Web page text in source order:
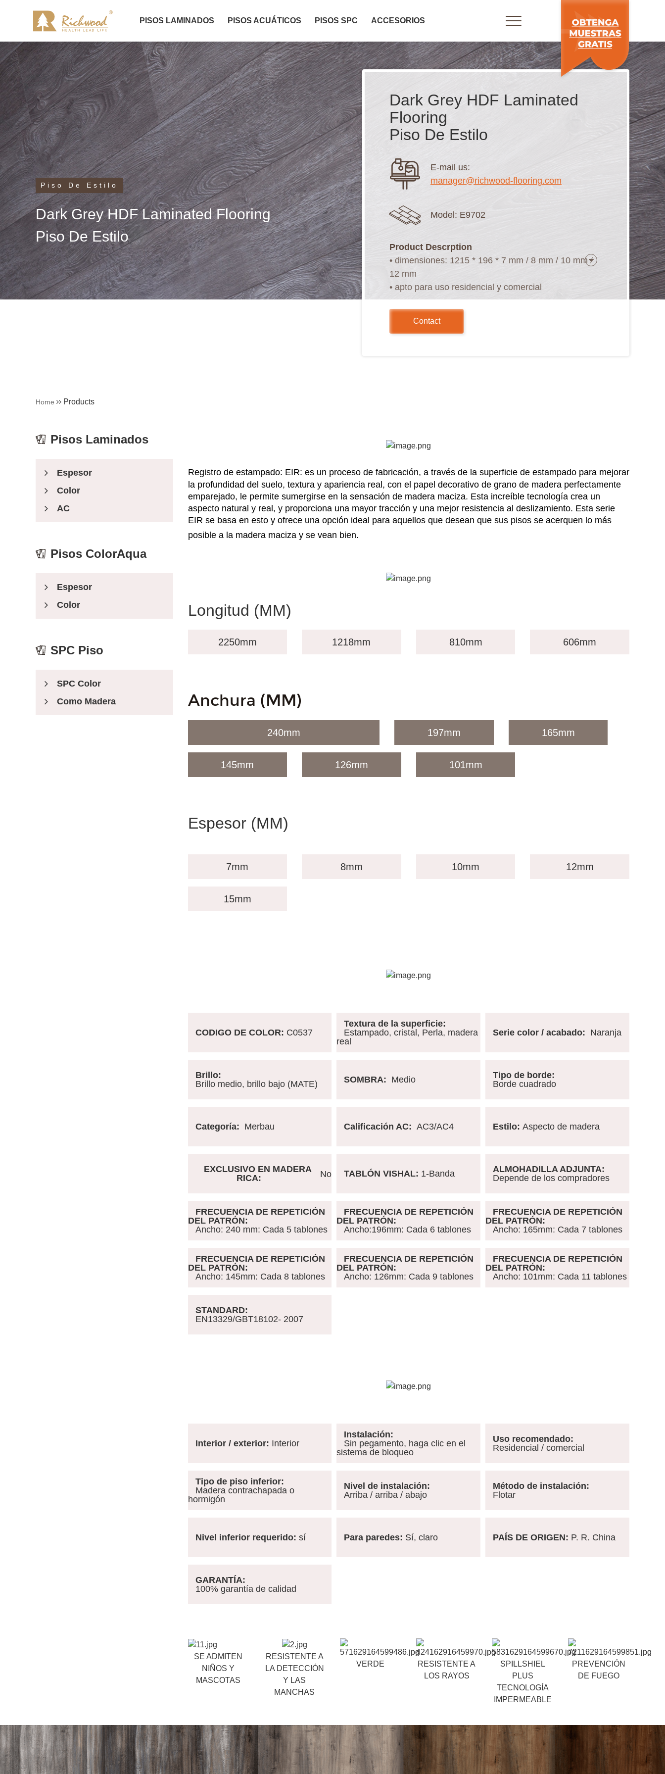
PISOS LAMINADOS PISOS ACUÁTICOS PISOS SPC ACCESORIOS
Piso De Estilo
Dark Grey HDF Laminated Flooring
Piso De Estilo
Dark Grey HDF Laminated
Flooring
Piso De Estilo
E-mail us:
manager@richwood-flooring.com
Model: E9702
Product Descrption
• dimensiones: 1215 * 196 * 7 mm / 8 mm / 10 mm /
12 mm
• apto para uso residencial y comercial
• relieve en el registro (EIR)
• ligeramente biselado en los cuatro lados
Contact
Home Products
Pisos Laminados
Espesor
Color
AC
Pisos ColorAqua
Espesor
Color
SPC Piso
SPC Color
Como Madera
Registro de estampado: EIR: es un proceso de fabricación, a través de la superficie de estampado para mejorar
la profundidad del suelo, textura y apariencia real, con el papel decorativo de grano de madera perfectamente
emparejado, le permite sumergirse en la sensación de madera maciza. Esta increíble tecnología crea un
aspecto natural y real, y proporciona una mayor tracción y una mejor resistencia al deslizamiento. Esta serie
EIR se basa en esto y ofrece una opción ideal para aquellos que desean que sus pisos se acerquen lo más
posible a la madera maciza y se vean bien.
Longitud (MM)
2250mm 1218mm 810mm 606mm
Anchura (MM)
240mm 197mm 165mm
145mm 126mm 101mm
Espesor (MM)
7mm 8mm 10mm 12mm
15mm
CODIGO DE COLOR: C0537
Textura de la superficie:
Estampado, cristal, Perla, madera
real
Serie color / acabado: Naranja
Brillo:
Brillo medio, brillo bajo (MATE)
SOMBRA: Medio
Tipo de borde:
Borde cuadrado
Categoría: Merbau Calificación AC: AC3/AC4 Estilo: Aspecto de madera
EXCLUSIVO EN MADERA
RICA: No TABLÓN VISHAL: 1-Banda
ALMOHADILLA ADJUNTA:
Depende de los compradores
FRECUENCIA DE REPETICIÓN
DEL PATRÓN:
Ancho: 240 mm: Cada 5 tablones
FRECUENCIA DE REPETICIÓN
DEL PATRÓN:
Ancho:196mm: Cada 6 tablones
FRECUENCIA DE REPETICIÓN
DEL PATRÓN:
Ancho: 165mm: Cada 7 tablones
FRECUENCIA DE REPETICIÓN
DEL PATRÓN:
Ancho: 145mm: Cada 8 tablones
FRECUENCIA DE REPETICIÓN
DEL PATRÓN:
Ancho: 126mm: Cada 9 tablones
FRECUENCIA DE REPETICIÓN
DEL PATRÓN:
Ancho: 101mm: Cada 11 tablones
STANDARD:
EN13329/GBT18102- 2007
Interior / exterior: Interior
Instalación:
Sin pegamento, haga clic en el
sistema de bloqueo
Uso recomendado:
Residencial / comercial
Tipo de piso inferior:
Madera contrachapada o
hormigón
Nivel de instalación:
Arriba / arriba / abajo
Método de instalación:
Flotar
Nivel inferior requerido: sí Para paredes: Sí, claro PAÍS DE ORIGEN: P. R. China
GARANTÍA:
100% garantía de calidad
SE ADMITEN
NIÑOS Y
MASCOTAS
RESISTENTE A
LA DETECCIÓN
Y LAS
MANCHAS
VERDE
RESISTENTE A
LOS RAYOS
SPILLSHIEL
PLUS
TECNOLOGÍA
IMPERMEABLE
PREVENCIÓN
DE FUEGO